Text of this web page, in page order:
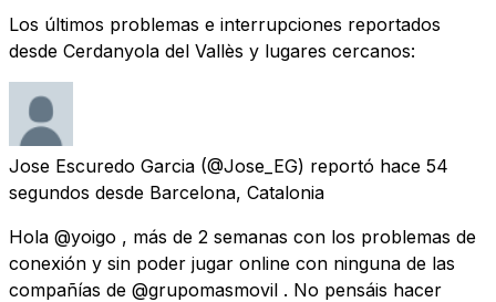
Los últimos problemas e interrupciones reportados
desde Cerdanyola del Vallès y lugares cercanos:
Jose Escuredo Garcia (@Jose_EG) reportó hace 54
segundos desde Barcelona, Catalonia
Hola @yoigo , más de 2 semanas con los problemas de
conexión y sin poder jugar online con ninguna de las
compañías de @grupomasmovil . No pensáis hacer